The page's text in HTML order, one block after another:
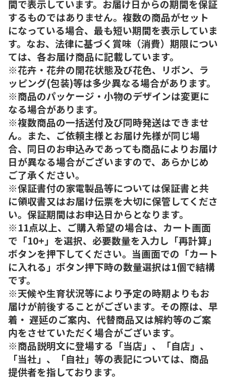
間で表示しています。お届け日からの期間を保証
するものではありません。複数の商品がセット
になっている場合、最も短い期間を表示していま
す。なお、法律に基づく賞味（消費）期限につい
ては、各お届け商品に記載しています。
※花卉・花弁の開花状態及び花色、リボン、ラ
ッピング(包装)等は多少異なる場合があります。
※商品のパッケージ・小物のデザインは変更に
なる場合があります。
※複数商品の一括送付及び同時発送はできませ
ん。また、ご依頼主様とお届け先様が同じ場
合、同日のお申込みであっても商品によりお届け
日が異なる場合がございますので、あらかじめ
ご了承ください。
※保証書付の家電製品等については保証書と共
に領収書又はお届け伝票を大切に保管してくださ
い。保証期間はお申込日からとなります。
※11点以上、ご購入希望の場合は、カート画面
で「10+」を選択、必要数量を入力し「再計算」
ボタンを押下してください。当画面での「カート
に入れる」ボタン押下時の数量選択は1個で結構
です。
※天候や生育状況等により予定の時期よりもお
届けが前後することがございます。その際は、早
着・ 遅延のご案内、代替商品又は解約等のご案
内をさせていただく場合がございます。
※商品説明文に登場する「当店」、「自店」、
「当社」、「自社」等の表記については、商品
提供者を指しております。